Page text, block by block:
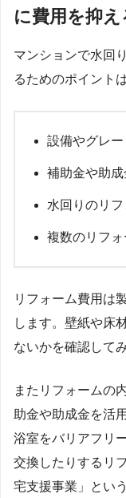
に費用を抑
マンションで水回
るためのポイント
設備やグレ
補助金や助
水回りのリ
複数のリフ
リフォーム費用は
します。壁紙や床
ないかを確認して
またリフォームの
助金や助成金を活
浴室をバリアフリ
交換したりするリ
宅支援事業」とい